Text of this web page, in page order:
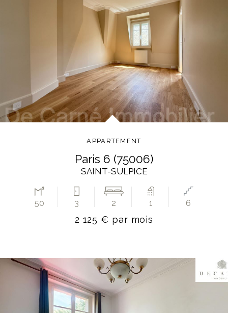
APPARTEMENT
paris 6 (75006)
SAINT-SULPICE
50 3 2 1 6
2 125 € par mois